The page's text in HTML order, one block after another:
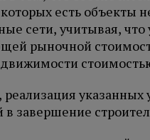
есть объекты
сети, учитывая, что
рыночной
указанных
в завершение